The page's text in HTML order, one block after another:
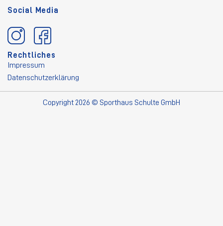
Social Media
Rechtliches
Impressum
Datenschutzerklärung
Copyright 2026 © Sporthaus Schulte GmbH